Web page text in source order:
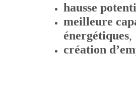
hausse
meilleure
énergétiques,
création